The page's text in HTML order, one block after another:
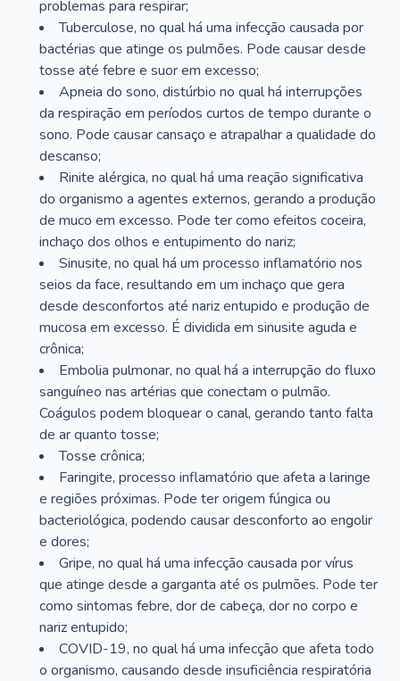
problemas para respirar;
Tuberculose, no qual há uma infecção causada por
bactérias que atinge os pulmões. Pode causar desde
tosse até febre e suor em excesso;
Apneia do sono, distúrbio no qual há interrupções
da respiração em períodos curtos de tempo durante o
sono. Pode causar cansaço e atrapalhar a qualidade do
descanso;
Rinite alérgica, no qual há uma reação significativa
do organismo a agentes externos, gerando a produção
de muco em excesso. Pode ter como efeitos coceira,
inchaço dos olhos e entupimento do nariz;
Sinusite, no qual há um processo inflamatório nos
seios da face, resultando em um inchaço que gera
desde desconfortos até nariz entupido e produção de
mucosa em excesso. É dividida em sinusite aguda e
crônica;
Embolia pulmonar, no qual há a interrupção do fluxo
sanguíneo nas artérias que conectam o pulmão.
Coágulos podem bloquear o canal, gerando tanto falta
de ar quanto tosse;
Tosse crônica;
Faringite, processo inflamatório que afeta a laringe
e regiões próximas. Pode ter origem fúngica ou
bacteriológica, podendo causar desconforto ao engolir
e dores;
Gripe, no qual há uma infecção causada por vírus
que atinge desde a garganta até os pulmões. Pode ter
como sintomas febre, dor de cabeça, dor no corpo e
nariz entupido;
COVID-19, no qual há uma infecção que afeta todo
o organismo, causando desde insuficiência respiratória